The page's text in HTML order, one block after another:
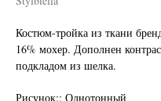
Костюм-тройка из ткани
16% мохер. Дополнен
подкладом из шелка.
Рисунок:: Однотонный